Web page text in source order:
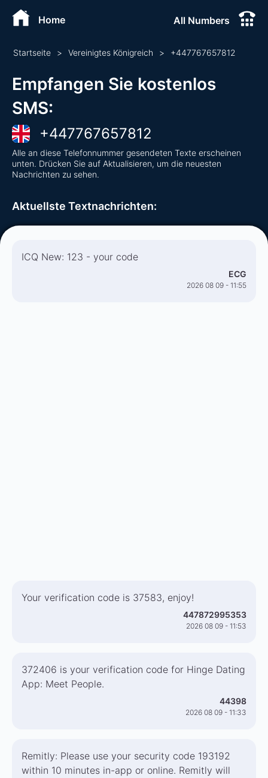
Home All Numbers
Startseite > Vereinigtes Königreich > +447767657812
Empfangen Sie kostenlos
SMS:
+447767657812
Alle an diese Telefonnummer gesendeten Texte erscheinen
unten. Drücken Sie auf Aktualisieren, um die neuesten
Nachrichten zu sehen.
Aktuellste Textnachrichten:
ICQ New: 123 - your code
ECG
2026 08 09 - 11:55
Your verification code is 37583, enjoy!
447872995353
2026 08 09 - 11:53
372406 is your verification code for Hinge Dating
App: Meet People.
44398
2026 08 09 - 11:33
Remitly: Please use your security code 193192
within 10 minutes in-app or online. Remitly will